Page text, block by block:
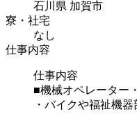
石川県 加賀市
寮・社宅
なし
仕事内容
仕事内容
■機械オペレーター
・バイクや福祉機